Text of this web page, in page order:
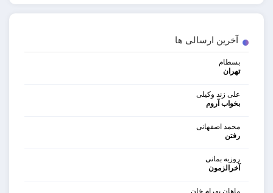
آخرین ارسالی ها
بسطام
تهران
علی زند وکیلی
بخواب آروم
محمد اصفهانی
رفتن
روزبه بمانی
آخرالزمون
ماهان بهرام خان